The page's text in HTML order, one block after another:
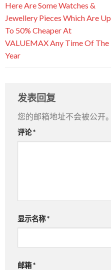
Here Are Some Watches &
Jewellery Pieces Which Are Up
To 50% Cheaper At
VALUEMAX Any Time Of The
Year
发表回复
您的邮箱地址不会被公开。
评论*
显示名称*
邮箱*